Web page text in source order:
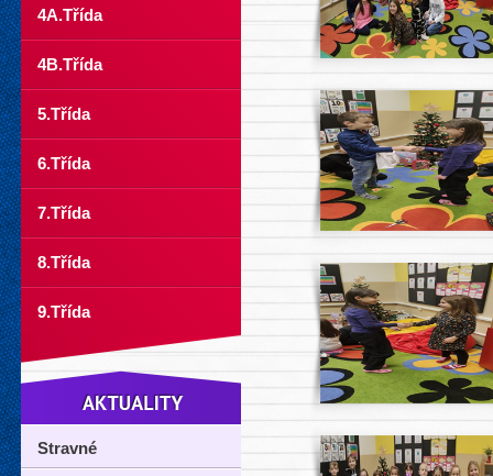
4A.Třída
4B.Třída
5.Třída
6.Třída
7.Třída
8.Třída
9.Třída
Stravné